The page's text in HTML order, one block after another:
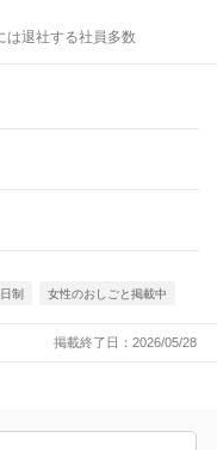
は退社する社員多数
制 女性のおしごと掲載中
掲載終了日：2026/05/28